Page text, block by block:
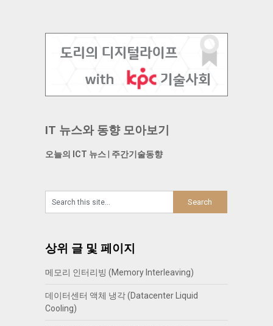
IT 뉴스와 동향 모아보기
오늘의 ICT 뉴스| 주간기술동향
상위 글 및 페이지
메모리 인터리빙 (Memory Interleaving)
데이터센터 액체 냉각 (Datacenter Liquid
Cooling)